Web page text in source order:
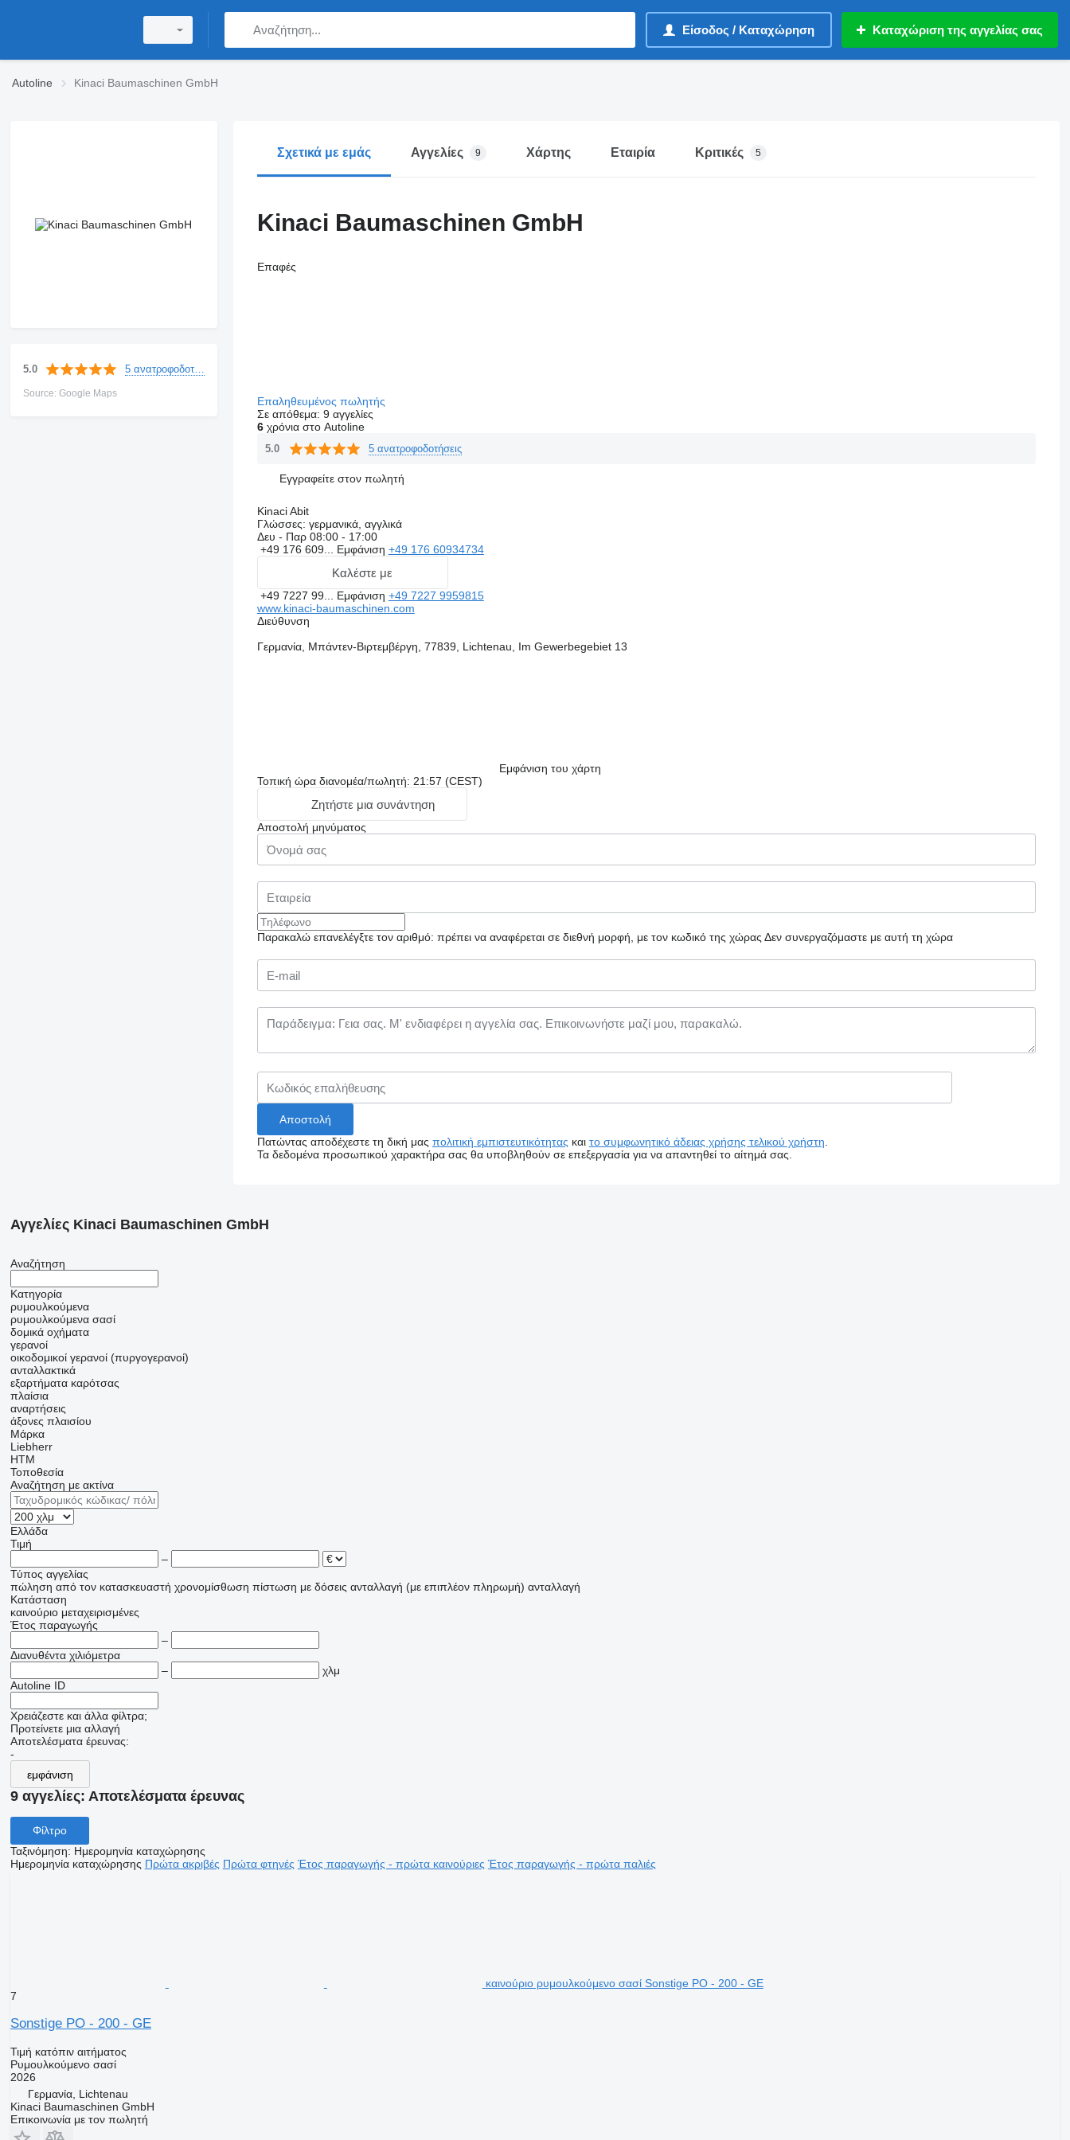
Είσοδος / Καταχώρηση Καταχώριση της αγγελίας σας
Autoline Kinaci Baumaschinen GmbH
5.0 5 ανατροφοδοτήσεις
Source: Google Maps
Σχετικά με εμάς Αγγελίες 9 Χάρτης Εταιρία Κριτικές 5
Kinaci Baumaschinen GmbH
Επαφές
Επαληθευμένος πωλητής
Σε απόθεμα: 9 αγγελίες
6χρόνια στο Autoline
5.0 5 ανατροφοδοτήσεις
Εγγραφείτε στον πωλητή
Kinaci Abit
Γλώσσες: γερμανικά, αγγλικά
Δευ - Παρ 08:00 - 17:00
+49 176 609... Εμφάνιση +49 176 60934734
Καλέστε με
+49 7227 99... Εμφάνιση +49 7227 9959815
www.kinaci-baumaschinen.com
Διεύθυνση
Γερμανία, Μπάντεν-Βιρτεμβέργη, 77839, Lichtenau, Im Gewerbegebiet 13
Εμφάνιση του χάρτη
Τοπική ώρα διανομέα/πωλητή: 21:57 (CEST)
Ζητήστε μια συνάντηση
Αποστολή μηνύματος
Παρακαλώ επανελέγξτε τον αριθμό: πρέπει να αναφέρεται σε διεθνή μορφή, με τον κωδικό της χώρας Δεν συνεργαζόμαστε με αυτή τη χώρα
Πατώντας αποδέχεστε τη δική μας πολιτική εμπιστευτικότητας και το συμφωνητικό άδειας χρήσης τελικού χρήστη
Τα δεδομένα προσωπικού χαρακτήρα σας θα υποβληθούν σε επεξεργασία για να απαντηθεί το αίτημά σας.
Αγγελίες Kinaci Baumaschinen GmbH
Αναζήτηση
Κατηγορία
ρυμουλκούμενα
ρυμουλκούμενα σασί
δομικά οχήματα
γερανοί
οικοδομικοί γερανοί (πυργογερανοί)
ανταλλακτικά
εξαρτήματα καρότσας
πλαίσια
αναρτήσεις
άξονες πλαισίου
Μάρκα
Liebherr
HTM
Τοποθεσία
Αναζήτηση με ακτίνα
Ελλάδα
Τιμή
–
Τύπος αγγελίας
πώληση από τον κατασκευαστή χρονομίσθωση πίστωση με δόσεις ανταλλαγή (με επιπλέον πληρωμή) ανταλλαγή
Κατάσταση
καινούριο μεταχειρισμένες
Έτος παραγωγής
–
Διανυθέντα χιλιόμετρα
–
χλμ
Autoline ID
Χρειάζεστε και άλλα φίλτρα;
Προτείνετε μια αλλαγή
Αποτελέσματα έρευνας:
-
εμφάνιση
9 αγγελίες: Αποτελέσματα έρευνας
Φίλτρο
Ταξινόμηση: Ημερομηνία καταχώρησης
Ημερομηνία καταχώρησης Πρώτα ακριβές Πρώτα φτηνές Έτος παραγωγής - πρώτα καινούριες Έτος παραγωγής - πρώτα παλιές
καινούριο ρυμουλκούμενο σασί Sonstige PO - 200 - GE
7
Sonstige PO - 200 - GE
Τιμή κατόπιν αιτήματος
Ρυμουλκούμενο σασί
2026
Γερμανία, Lichtenau
Kinaci Baumaschinen GmbH
Επικοινωνία με τον πωλητή